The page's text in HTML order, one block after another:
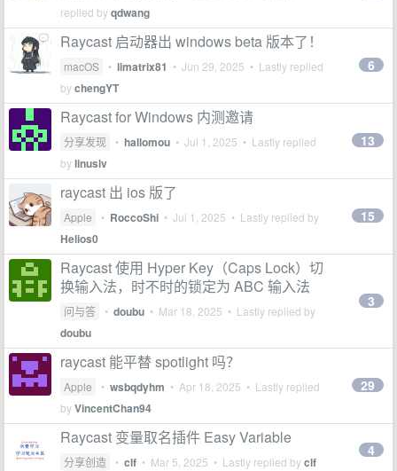
replied byqdwang
Raycast 启动器出 windows beta 版本了！
macOS • limatrix81 • Jun 29, 2025 • Lastly replied
bychengYT
6
Raycast for Windows 内测邀请
分享发现 • hallomou • Jul 1, 2025 • Lastly replied
bylinuslv
13
raycast 出 ios 版了
Apple • RoccoShi • Jul 1, 2025 • Lastly replied by
Helios0
15
Raycast 使用 Hyper Key（Caps Lock）切
换输入法，时不时的锁定为 ABC 输入法
问与答 • doubu • Mar 18, 2025 • Lastly replied by
doubu
3
raycast 能平替 spotlight 吗？
Apple • wsbqdyhm • Apr 18, 2025 • Lastly replied
byVincentChan94
29
Raycast 变量取名插件 Easy Variable
分享创造 • clf • Mar 5, 2025 • Lastly replied byclf
4